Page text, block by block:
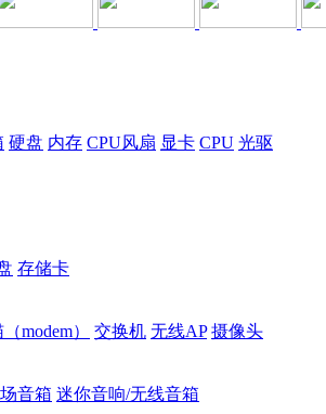
硬盘 内存 CPU风扇 显卡 CPU 光驱
存储卡
modem） 交换机 无线AP 摄像头
音箱 迷你音响/无线音箱